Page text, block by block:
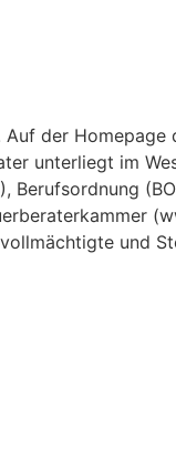
der
unterliegt im
Berufsordnung
und